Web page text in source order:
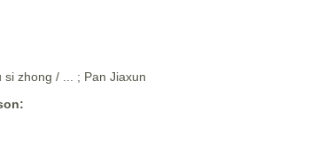
si zhong / ... ; Pan Jiaxun